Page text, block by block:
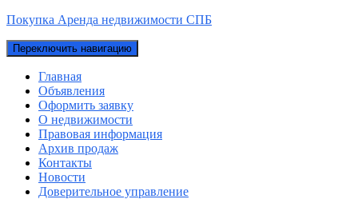
Покупка Аренда недвижимости СПБ
Переключить навигацию
Главная
Объявления
Оформить заявку
О недвижимости
Правовая информация
Архив продаж
Контакты
Новости
Доверительное управление